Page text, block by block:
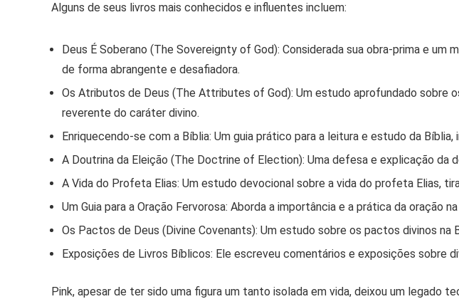
Alguns de seus livros mais conhecidos e influentes incluem:
Deus É Soberano (The Sovereignty of God): Considerada sua obra-prima e um
de forma abrangente e desafiadora.
Os Atributos de Deus (The Attributes of God): Um estudo aprofundado sobre
reverente do caráter divino.
Enriquecendo-se com a Bíblia: Um guia prático para a leitura e estudo da
A Doutrina da Eleição (The Doctrine of Election): Uma defesa e explicação da
A Vida do Profeta Elias: Um estudo devocional sobre a vida do profeta Elias,
Um Guia para a Oração Fervorosa: Aborda a importância e a prática da oração
Os Pactos de Deus (Divine Covenants): Um estudo sobre os pactos divinos na
Exposições de Livros Bíblicos: Ele escreveu comentários e exposições sobre
Pink, apesar de ter sido uma figura um tanto isolada em vida, deixou um